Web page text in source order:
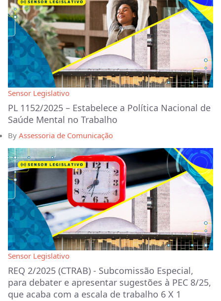
Sensor Legislativo
PL 1152/2025 – Estabelece a Política Nacional de
Saúde Mental no Trabalho
By Assessoria de Comunicação
Sensor Legislativo
REQ 2/2025 (CTRAB) - Subcomissão Especial,
para debater e apresentar sugestões à PEC 8/25,
que acaba com a escala de trabalho 6 X 1